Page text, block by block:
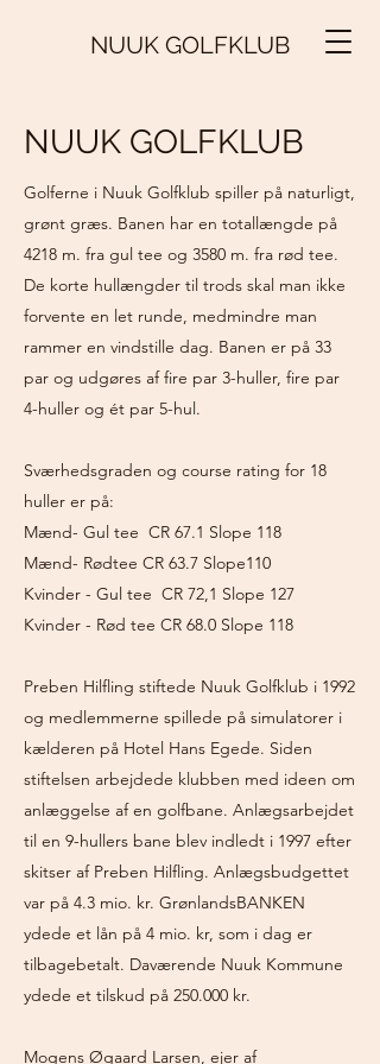
NUUK GOLFKLUB
NUUK GOLFKLUB
Golferne i Nuuk Golfklub spiller på naturligt,
grønt græs. Banen har en totallængde på
4218 m. fra gul tee og 3580 m. fra rød tee.
De korte hullængder til trods skal man ikke
forvente en let runde, medmindre man
rammer en vindstille dag. Banen er på 33
par og udgøres af fire par 3-huller, fire par
4-huller og ét par 5-hul.
Sværhedsgraden og course rating for 18
huller er på:
Mænd- Gul tee CR 67.1 Slope 118
Mænd- Rødtee CR 63.7 Slope110
Kvinder - Gul tee CR 72,1 Slope 127
Kvinder - Rød tee CR 68.0 Slope 118
Preben Hilfling stiftede Nuuk Golfklub i 1992
og medlemmerne spillede på simulatorer i
kælderen på Hotel Hans Egede. Siden
stiftelsen arbejdede klubben med ideen om
anlæggelse af en golfbane. Anlægsarbejdet
til en 9-hullers bane blev indledt i 1997 efter
skitser af Preben Hilfling. Anlægsbudgettet
var på 4.3 mio. kr. GrønlandsBANKEN
ydede et lån på 4 mio. kr, som i dag er
tilbagebetalt. Daværende Nuuk Kommune
ydede et tilskud på 250.000 kr.
Mogens Øgaard Larsen, ejer af